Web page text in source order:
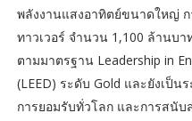
พลังงานแสงอาทิตย์ขนาดใหญ่ ก
ทาวเวอร์ จำนวน 1,100 ล้านบ
ตามมาตรฐาน Leadership in
(LEED) ระดับ Gold และยังเป็น
การยอมรับทั่วโลก และการสนั